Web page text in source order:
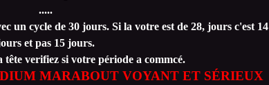
.....
un cycle de 30 jours. Si la votre est de 28, jours c'est 14
et pas 15 jours.
tête verifiez si votre période a commcé.
MARABOUT VOYANT ET SÉRIEUX